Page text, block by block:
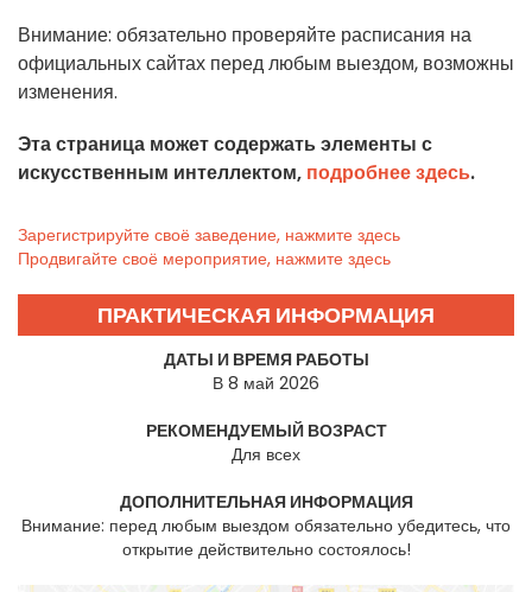
Внимание: обязательно проверяйте расписания на
официальных сайтах перед любым выездом, возможны
изменения.
Эта страница может содержать элементы с
искусственным интеллектом, подробнее здесь.
Зарегистрируйте своё заведение, нажмите здесь
Продвигайте своё мероприятие, нажмите здесь
ПРАКТИЧЕСКАЯ ИНФОРМАЦИЯ
ДАТЫ И ВРЕМЯ РАБОТЫ
В 8 май 2026
РЕКОМЕНДУЕМЫЙ ВОЗРАСТ
Для всех
ДОПОЛНИТЕЛЬНАЯ ИНФОРМАЦИЯ
Внимание: перед любым выездом обязательно убедитесь, что
открытие действительно состоялось!